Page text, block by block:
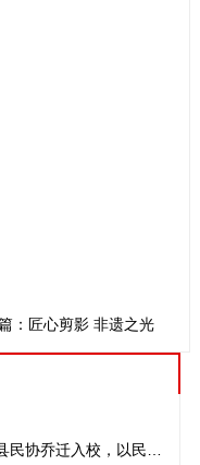
公英非遗种子寻百计划创
：匠心剪影 非遗之光
● 雅境育新苗 文脉启新程——伊川县民协乔迁入校，以民间文艺深耕文化育人